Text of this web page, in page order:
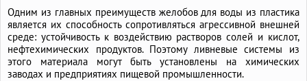
Одним из главных преимуществ желобов для воды из пластика
является их способность сопротивляться агрессивной внешней
среде: устойчивость к воздействию растворов солей и кислот,
нефтехимических продуктов. Поэтому ливневые системы из
этого материала могут быть установлены на химических
заводах и предприятиях пищевой промышленности.